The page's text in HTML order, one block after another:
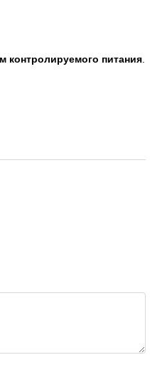
контролируемого питания